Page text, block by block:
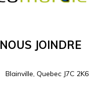
Nous Joindre
Blainville, Quebec J7C 2K6